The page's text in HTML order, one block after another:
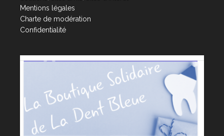
Mentions légales
Charte de modération
Confidentialité